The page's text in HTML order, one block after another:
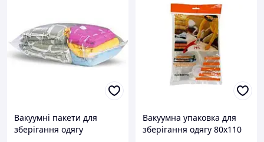
Вакуумні пакети для
зберігання одягу
Вакуумна упаковка для
зберігання одягу 80х110